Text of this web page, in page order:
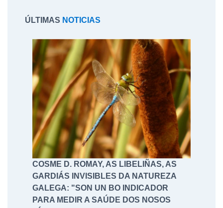
ÚLTIMAS NOTICIAS
COSME D. ROMAY, AS LIBELIÑAS, AS
GARDIÁS INVISIBLES DA NATUREZA
GALEGA: "SON UN BO INDICADOR
PARA MEDIR A SAÚDE DOS NOSOS